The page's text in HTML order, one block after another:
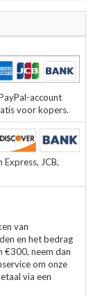
account
voor kopers.
JCB,
van
en het bedrag
€300, neem dan
om onze
via een